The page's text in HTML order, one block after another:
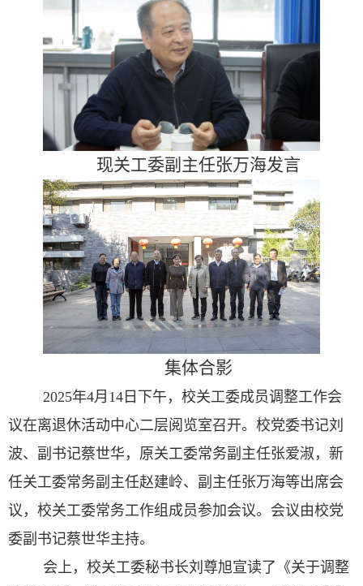
现关工委副主任张万海发言
集体合影
2025年4月14日下午，校关工委成员调整工作会
议在离退休活动中心二层阅览室召开。校党委书记刘
波、副书记蔡世华，原关工委常务副主任张爱淑，新
任关工委常务副主任赵建岭、副主任张万海等出席会
议，校关工委常务工作组成员参加会议。会议由校党
委副书记蔡世华主持。
会上，校关工委秘书长刘尊旭宣读了《关于调整